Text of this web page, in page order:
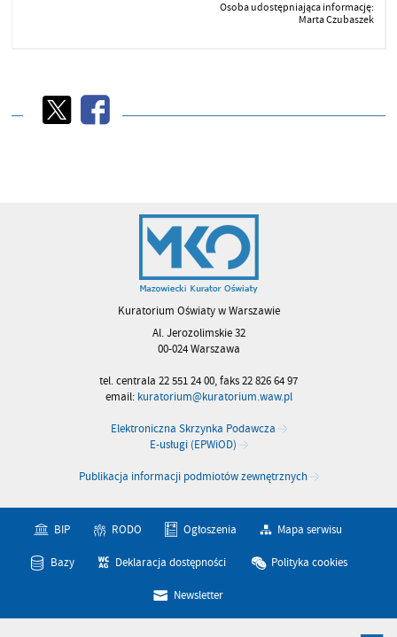
Osoba udostępniająca informację:
Marta Czubaszek
Kuratorium Oświaty w Warszawie
Al. Jerozolimskie 32
00-024 Warszawa
tel. centrala 22 551 24 00, faks 22 826 64 97
email: kuratorium@kuratorium.waw.pl
Elektroniczna Skrzynka Podawcza
E-usługi (EPWiOD)
Publikacja informacji podmiotów zewnętrznych
BIP RODO Ogłoszenia Mapa serwisu
Bazy Deklaracja dostępności Polityka cookies
Newsletter